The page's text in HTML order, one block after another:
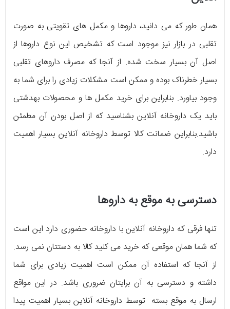
همان طور که می دانید، داروها و مکمل های تقویتی به صورت
تقلبی در بازار نیز موجود است که تشخیص این نوع داروها از
اصل آن بسیار سخت شده. از آنجا که مصرف داروهای تقلبی
بسیار خطرناک بوده و ممکن است مشکلات زیادی را برای شما به
وجود بیاورد. بنابراین برای خرید مکمل ها و محصولات بهدشتی
باید یک داروخانه آنلاین بشناسید که از اصل بودن آن مطمئن
باشید.بنابراین ضمانت کالا توسط داروخانه‌ آنلاین بسیار اهمیت
دارد.
دسترسی به موقع به داروها
تنها فرقی که داروخانه آنلاین با داروخانه حضوری دارد این است
که شما همان موقعی که خرید می کنید کالا به دستتان نمی رسد.
از آنجا که استفاده آن ممکن است اهمیت زیادی برای شما
داشته و دسترسی به آن برایتان ضروری باشد. در این مواقع
ارسال به موقع بسته توسط داروخانه آنلاین بسیار اهمیت پیدا